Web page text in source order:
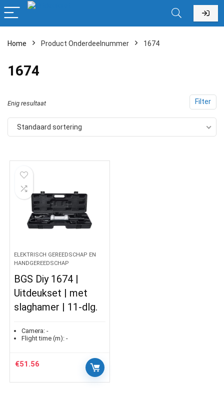
Home Product Onderdeelnummer ‎1674
‎1674
Filter
Enig resultaat
Standaard sortering
ELEKTRISCH GEREEDSCHAP EN
HANDGEREEDSCHAP
BGS Diy 1674 |
Uitdeukset | met
slaghamer | 11-dlg.
Camera: -
Flight time (m): -
€51.56